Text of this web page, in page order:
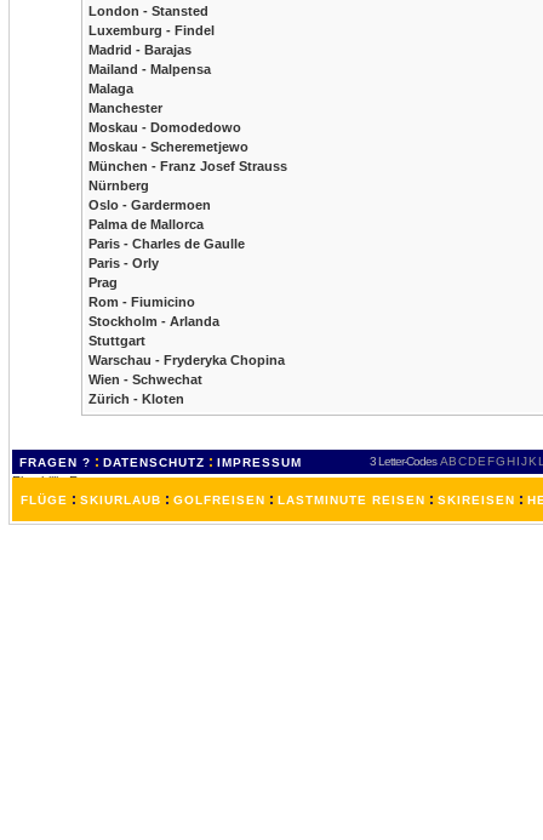
London - Stansted
Luxemburg - Findel
Madrid - Barajas
Mailand - Malpensa
Malaga
Manchester
Moskau - Domodedowo
Moskau - Scheremetjewo
München - Franz Josef Strauss
Nürnberg
Oslo - Gardermoen
Palma de Mallorca
Paris - Charles de Gaulle
Paris - Orly
Prag
Rom - Fiumicino
Stockholm - Arlanda
Stuttgart
Warschau - Fryderyka Chopina
Wien - Schwechat
Zürich - Kloten
FRAGEN ? : DATENSCHUTZ : IMPRESSUM 3 Letter-Codes ABCDEFGH IJKL
FLÜGE : SKIURLAUB : GOLFREISEN : LASTMINUTE REISEN : SKIREISEN :